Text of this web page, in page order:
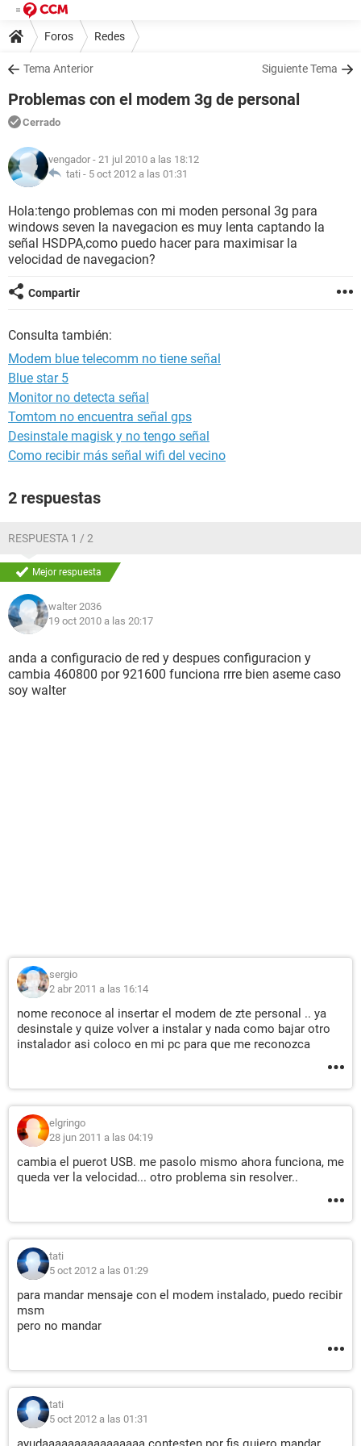
Foros Redes
Tema Anterior Siguiente Tema
Problemas con el modem 3g de personal
Cerrado
vengador - 21 jul 2010 a las 18:12
tati - 5 oct 2012 a las 01:31
Hola:tengo problemas con mi moden personal 3g para
windows seven la navegacion es muy lenta captando la
señal HSDPA,como puedo hacer para maximisar la
velocidad de navegacion?
Compartir
Consulta también:
Modem blue telecomm no tiene señal
Blue star 5
Monitor no detecta señal
Tomtom no encuentra señal gps
Desinstale magisk y no tengo señal
Como recibir más señal wifi del vecino
2 respuestas
RESPUESTA 1 / 2
Mejor respuesta
walter 2036
19 oct 2010 a las 20:17
anda a configuracio de red y despues configuracion y
cambia 460800 por 921600 funciona rrre bien aseme caso
soy walter
sergio
2 abr 2011 a las 16:14
nome reconoce al insertar el modem de zte personal .. ya
desinstale y quize volver a instalar y nada como bajar otro
instalador asi coloco en mi pc para que me reconozca
elgringo
28 jun 2011 a las 04:19
cambia el puerot USB. me pasolo mismo ahora funciona, me
queda ver la velocidad... otro problema sin resolver..
tati
5 oct 2012 a las 01:29
para mandar mensaje con el modem instalado, puedo recibir
msm
pero no mandar
tati
5 oct 2012 a las 01:31